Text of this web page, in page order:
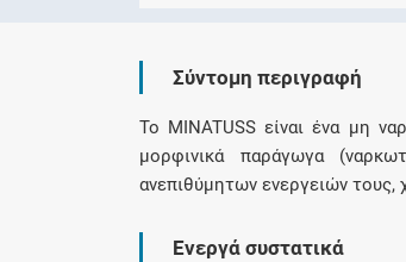
Σύντομη περιγραφή
Το MINATUSS είναι ένα μη
μορφινικά παράγωγα
ανεπιθύμητων ενεργειών τους,
Ενεργά συστατικά